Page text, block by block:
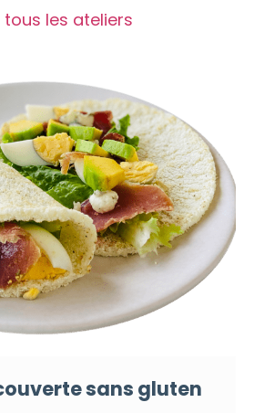
tous les ateliers
sans gluten